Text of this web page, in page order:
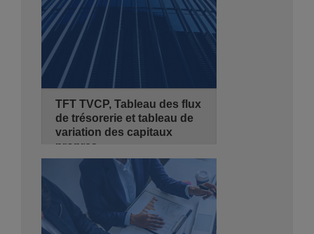
TFT TVCP, Tableau des flux
de trésorerie et tableau de
variation des capitaux
propres
27/09/2026
3 jours
de 08:30 - 14:00
Hyatt Regency Algiers